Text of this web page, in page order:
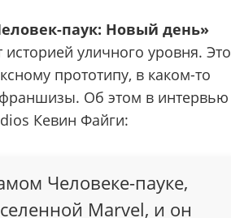
паук: Новый день»
историей уличного уровня. Это
прототипу, в каком-то
франшизы. Об этом в интервью
Кевин Файги:
Человеке-пауке,
Marvel, и он